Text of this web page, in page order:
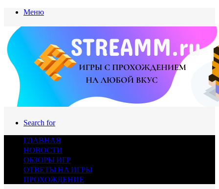
Меню
Search for
ГЛАВНАЯ
НОВОСТИ
ОБЗОРЫ ИГР
ОТВЕТЫ НА ИГРЫ
ПРОХОЖДЕНИЕ